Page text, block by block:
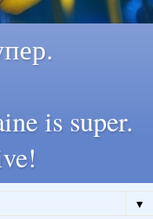
is super.
▼